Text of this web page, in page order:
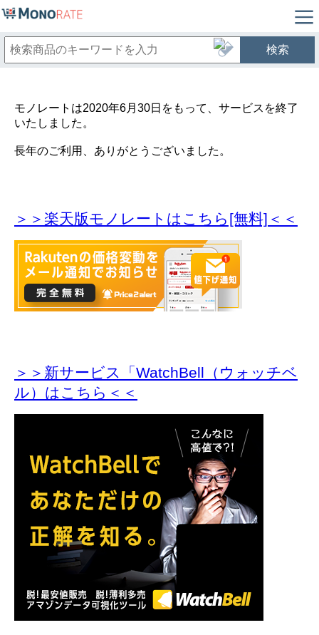
検索
モノレートは2020年6月30日をもって、サービスを終了
いたしました。
長年のご利用、ありがとうございました。
＞＞楽天版モノレートはこちら[無料]＜＜
＞＞新サービス「WatchBell（ウォッチベ
ル）はこちら＜＜